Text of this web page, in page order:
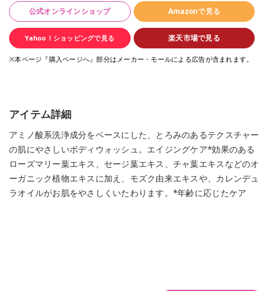
公式オンラインショップ Amazonで見る
Yahoo！ショッピングで見る 楽天市場で見る
※本ページ『購入ページへ』部分はメーカー・モールによる広告が含まれます。
アイテム詳細
アミノ酸系洗浄成分をベースにした、とろみのあるテクスチャー
の肌にやさしいボディウォッシュ。エイジングケア*効果のある
ローズマリー葉エキス、セージ葉エキス、チャ葉エキスなどのオ
ーガニック植物エキスに加え、モズク由来エキスや、カレンデュ
ラオイルがお肌をやさしくいたわります。*年齢に応じたケア